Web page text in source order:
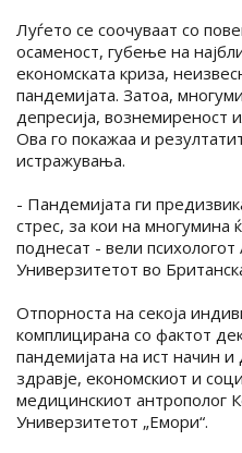
Луѓето се соочуваат со
осаменост, губење на
економската криза,
пандемијата. Затоа,
депресија, вознемиреност
Ова го покажаа и
истражувања.
- Пандемијата ги
стрес, за кои на
поднесат - вели
Универзитетот во
Отпорноста на секоја
комплицирана со фактот
пандемијата на ист начин
здравје, економскиот и
медицинскиот антрополог
Универзитетот „Емори“.